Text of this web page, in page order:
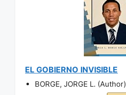
EL GOBIERNO INVISIBLE
BORGE, JORGE L. (Author)